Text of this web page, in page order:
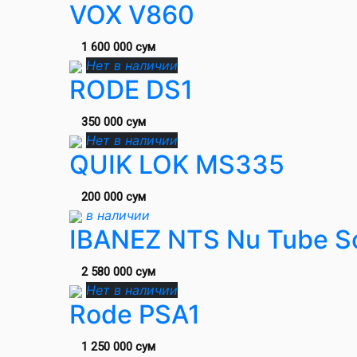
VOX V860
1 600 000 сум
Нет в наличии
RODE DS1
350 000 сум
Нет в наличии
QUIK LOK MS335
200 000 сум
в наличии
IBANEZ NTS Nu Tube
2 580 000 сум
Нет в наличии
Rode PSA1
1 250 000 сум